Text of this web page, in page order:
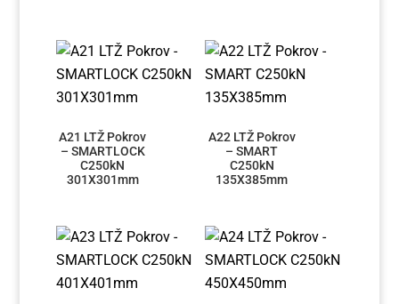
A21 LTŽ Pokrov
– SMARTLOCK
C250kN
301X301mm
A22 LTŽ Pokrov
– SMART
C250kN
135X385mm